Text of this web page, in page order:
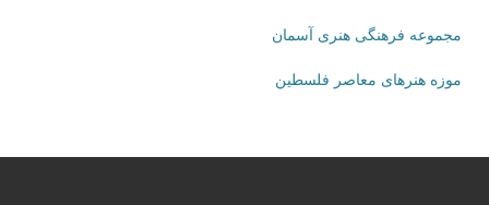
مجموعه فرهنگی هنری آسمان
موزه هنرهای‌ معاصر فلسطین